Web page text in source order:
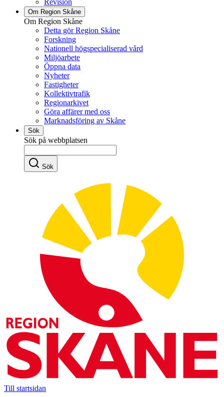
Revision
Om Region Skåne
Om Region Skåne
Detta gör Region Skåne
Forskning
Nationell högspecialiserad vård
Miljöarbete
Öppna data
Nyheter
Fastigheter
Kollektivtrafik
Regionarkivet
Göra affärer med oss
Marknadsföring av Skåne
Sök
Sök på webbplatsen
Sök
Till startsidan